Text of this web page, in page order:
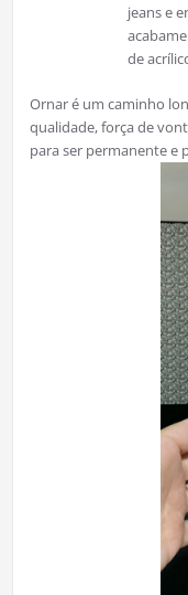
jeans e
de
Ornar é um caminho
qualidade, força de
para ser permanente e